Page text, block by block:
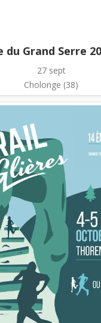
du Grand Serre
27 sept
Cholonge (38)